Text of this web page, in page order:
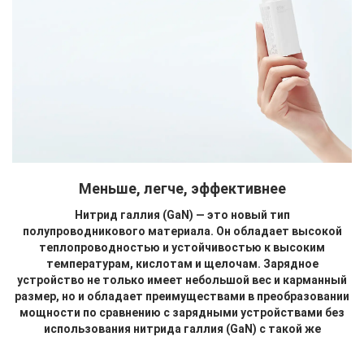
Меньше, легче, эффективнее
Нитрид галлия (GaN) — это новый тип
полупроводникового материала. Он обладает высокой
теплопроводностью и устойчивостью к высоким
температурам, кислотам и щелочам. Зарядное
устройство не только имеет небольшой вес и карманный
размер, но и обладает преимуществами в преобразовании
мощности по сравнению с зарядными устройствами без
использования нитрида галлия (GaN) с такой же